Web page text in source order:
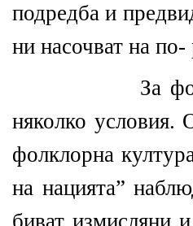
подредба и
ни насочват на
За
няколко условия.
фолклорна
на нацията”
биват измисляни